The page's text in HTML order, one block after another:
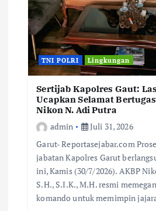
TNI POLRI Lingkungan
Sertijab Kapolres Gaut:
Ucapkan Selamat
Nikon N. Adi Putra
admin
Juli 31, 2026
Garut- Reportasejabar.com
jabatan Kapolres Garut
ini, Kamis (30/7/2026). AKBP
S.H., S.I.K., M.H. resmi
komando untuk memimpin